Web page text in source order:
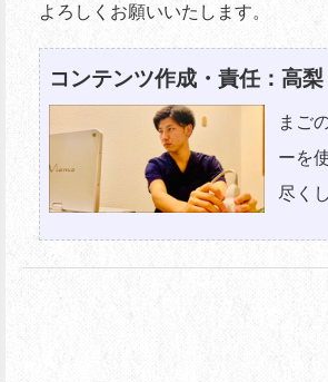
よろしくお願いいたします。
コンテンツ作成・責任：高
まご
ーを
尽く